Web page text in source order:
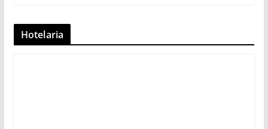
Hotelaria